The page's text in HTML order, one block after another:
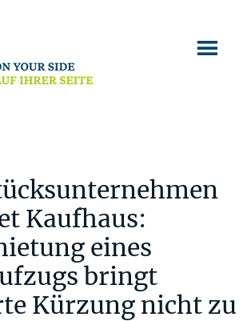
Kaufhaus:
eines
bringt
Kürzung nicht zu